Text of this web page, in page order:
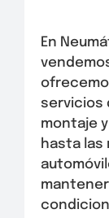
En
servicios
montaje
hasta las